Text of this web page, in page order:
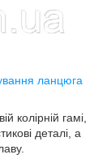
ланцюга
колірній гамі,
деталі, а